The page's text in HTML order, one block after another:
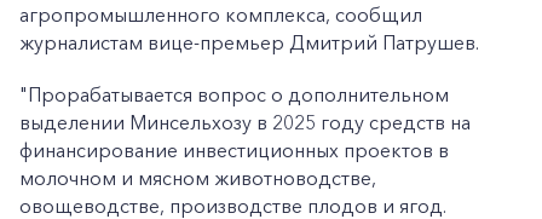
агропромышленного комплекса, сообщил
журналистам вице-премьер Дмитрий Патрушев.
"Прорабатывается вопрос о дополнительном
выделении Минсельхозу в 2025 году средств на
финансирование инвестиционных проектов в
молочном и мясном животноводстве,
овощеводстве, производстве плодов и ягод.